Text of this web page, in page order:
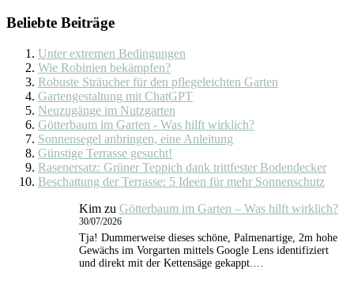
Beliebte Beiträge
Unter extremen Bedingungen
Wie Robinien bekämpfen?
Robuste Sträucher für den pflegeleichten Garten
Gartengestaltung mit ChatGPT
Neuzugänge im Nutzgarten
Götterbaum im Garten - Was hilft wirklich?
Sonnensegel anbringen, eine Anleitung
Günstige Terrasse gesucht!
Rasenersatz: Grüner Teppich dank trittfester Bodendecker
Beschattung der Terrasse: 5 Ideen für mehr Sonnenschutz
Kim zu Götterbaum im Garten – Was hilft wirklich?
30/07/2026
Tja! Dummerweise dieses schöne, Palmenartige, 2m hohe
Gewächs im Vorgarten mittels Google Lens identifiziert
und direkt mit der Kettensäge gekappt.…